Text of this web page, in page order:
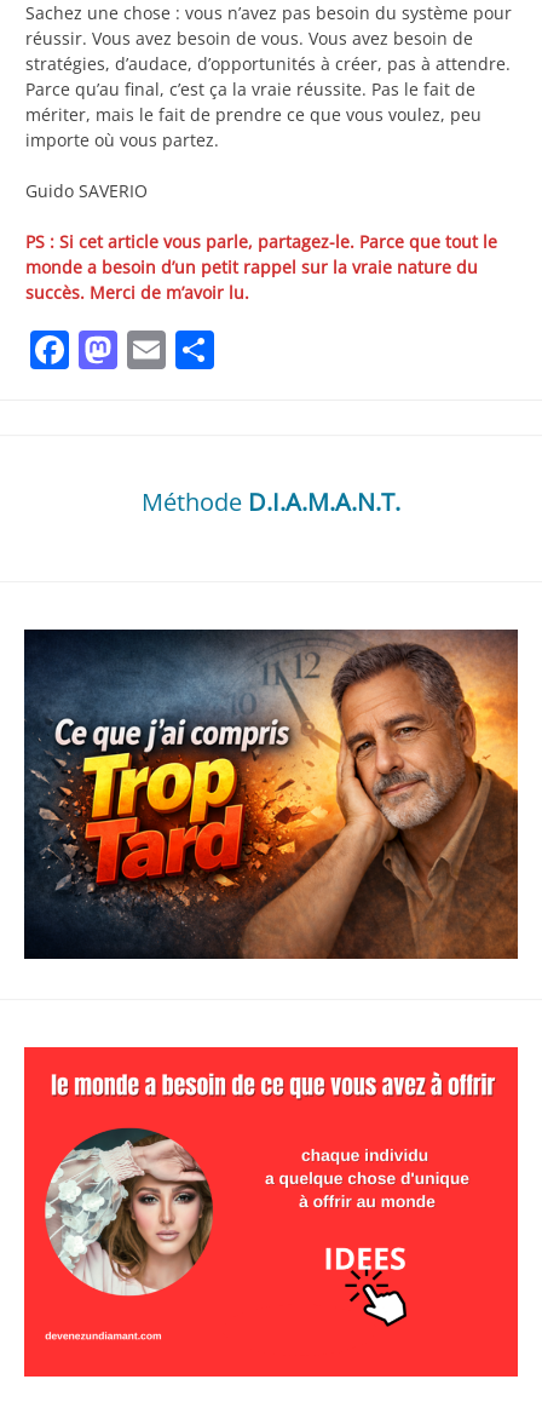
Sachez une chose : vous n’avez pas besoin du système pour
réussir. Vous avez besoin de vous. Vous avez besoin de
stratégies, d’audace, d’opportunités à créer, pas à attendre.
Parce qu’au final, c’est ça la vraie réussite. Pas le fait de
mériter, mais le fait de prendre ce que vous voulez, peu
importe où vous partez.
Guido SAVERIO
PS : Si cet article vous parle, partagez-le. Parce que tout le
monde a besoin d’un petit rappel sur la vraie nature du
succès. Merci de m’avoir lu.
Facebook
Mastodon
Email
Méthode D.I.A.M.A.N.T.